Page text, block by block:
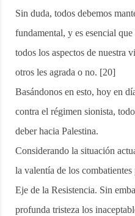
Sin duda, todos debemos
fundamental, y es esencial
todos los aspectos de nuestra
otros les agrada o no. [20]
Basándonos en esto, hoy en
contra el régimen sionista,
deber hacia Palestina.
Considerando la situación
la valentía de los
Eje de la Resistencia. Sin
profunda tristeza los